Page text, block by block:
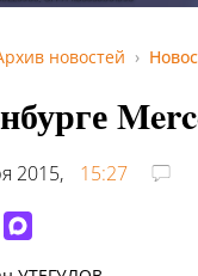
новостей
2015, 15:27